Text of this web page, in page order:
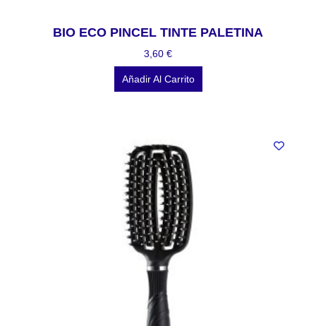
BIO ECO PINCEL TINTE PALETINA
3,60 €
Añadir Al Carrito